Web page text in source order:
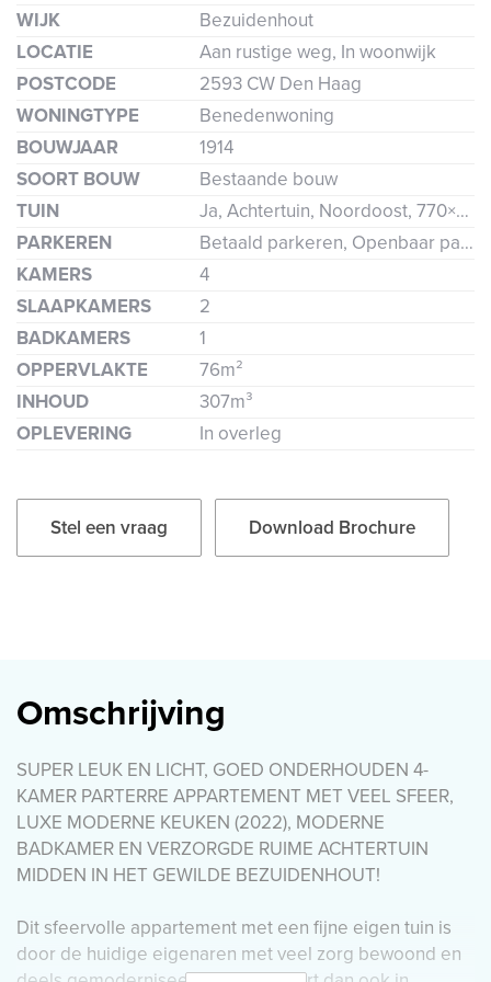
WIJK
Bezuidenhout
LOCATIE
Aan rustige weg, In woonwijk
POSTCODE
2593 CW Den Haag
WONINGTYPE
Benedenwoning
BOUWJAAR
1914
SOORT BOUW
Bestaande bouw
TUIN
Ja, Achtertuin, Noordoost, 770×693cm
PARKEREN
Betaald parkeren, Openbaar parkeren, Parkeervergunning
KAMERS
4
SLAAPKAMERS
2
BADKAMERS
1
OPPERVLAKTE
76m²
INHOUD
307m³
OPLEVERING
In overleg
Stel een vraag Download Brochure
Omschrijving
SUPER LEUK EN LICHT, GOED ONDERHOUDEN 4-
KAMER PARTERRE APPARTEMENT MET VEEL SFEER,
LUXE MODERNE KEUKEN (2022), MODERNE
BADKAMER EN VERZORGDE RUIME ACHTERTUIN
MIDDEN IN HET GEWILDE BEZUIDENHOUT!
Dit sfeervolle appartement met een fijne eigen tuin is
door de huidige eigenaren met veel zorg bewoond en